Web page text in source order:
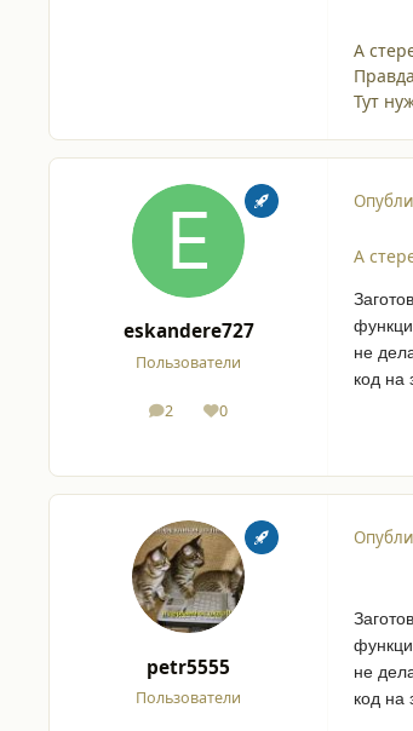
А
Тут
eskandere727
Пользователи
2
сообщения
0
Репутация
А
не
код на
petr5555
Пользователи
не
код на